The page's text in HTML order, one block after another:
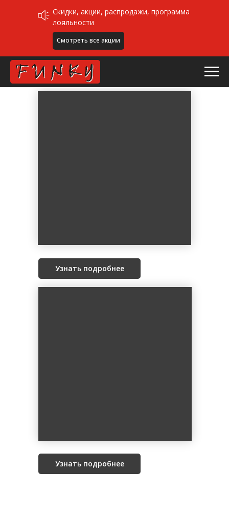
Скидки, акции, распродажи, программа
лояльности
Смотреть все акции
Узнать подробнее
Узнать подробнее